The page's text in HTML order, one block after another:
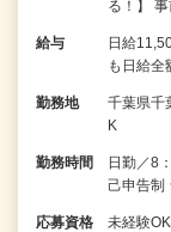
る！】
給与
日給
も日給全
勤務地
千葉県
K
勤務時間
日勤／8
己申告
応募資格
未経験